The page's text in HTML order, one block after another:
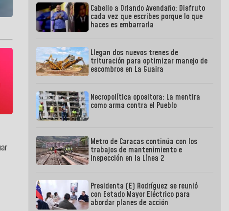
Cabello a Orlando Avendaño: Disfruto
cada vez que escribes porque lo que
haces es embarrarla
Llegan dos nuevos trenes de
trituración para optimizar manejo de
escombros en La Guaira
Necropolítica opositora: La mentira
como arma contra el Pueblo
Metro de Caracas continúa con los
trabajos de mantenimiento e
inspección en la Línea 2
Presidenta (E) Rodríguez se reunió
con Estado Mayor Eléctrico para
abordar planes de acción